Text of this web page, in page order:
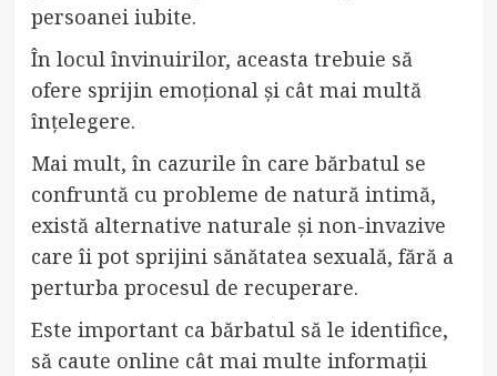
persoanei iubite.
În locul învinuirilor, aceasta trebuie să
ofere sprijin emoțional și cât mai multă
înțelegere.
Mai mult, în cazurile în care bărbatul se
confruntă cu probleme de natură intimă,
există alternative naturale și non-invazive
care îi pot sprijini sănătatea sexuală, fără a
perturba procesul de recuperare.
Este important ca bărbatul să le identifice,
să caute online cât mai multe informații